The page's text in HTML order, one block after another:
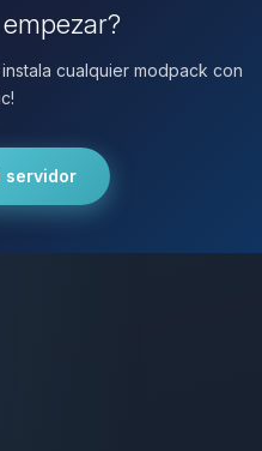
cualquier modpack con
servidor